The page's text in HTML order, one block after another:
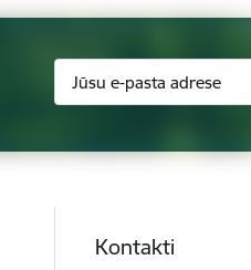
Kontakti